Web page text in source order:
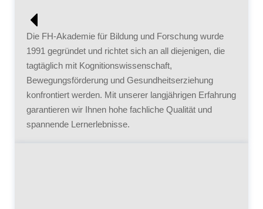
Die FH-Akademie für Bildung und Forschung wurde
1991 gegründet und richtet sich an all diejenigen, die
tagtäglich mit Kognitionswissenschaft,
Bewegungsförderung und Gesundheitserziehung
konfrontiert werden. Mit unserer langjährigen Erfahrung
garantieren wir Ihnen hohe fachliche Qualität und
spannende Lernerlebnisse.